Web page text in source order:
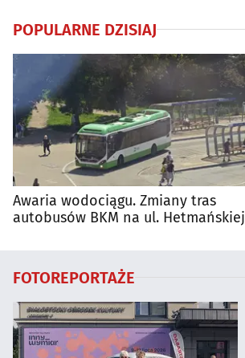
POPULARNE DZISIAJ
Awaria wodociągu. Zmiany tras
autobusów BKM na ul. Hetmańskiej
FOTOREPORTAŻE